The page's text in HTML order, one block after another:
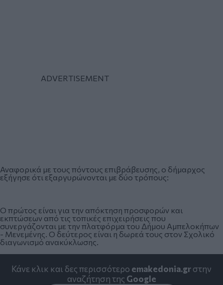
Αναφορικά με τους πόντους επιβράβευσης, ο δήμαρχος
εξήγησε ότι εξαργυρώνονται με δύο τρόπους:
Ο πρώτος είναι για την απόκτηση προσφορών και
εκπτώσεων από τις τοπικές επιχειρήσεις που
συνεργάζονται με την πλατφόρμα του Δήμου Αμπελοκήπων
- Μενεμένης. Ο δεύτερος είναι η δωρεά τους στον Σχολικό
διαγωνισμό ανακύκλωσης.
Κάνε κλικ και δες περισσότερο emakedonia.grστην
αναζήτηση της Google